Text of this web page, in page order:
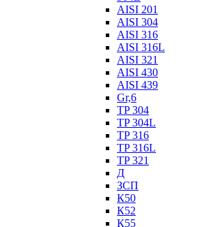
AISI 201
AISI 304
AISI 316
AISI 316L
AISI 321
AISI 430
AISI 439
Gr,6
TP 304
TP 304L
TP 316
TP 316L
TP 321
Д
ЗСП
К50
К52
К55